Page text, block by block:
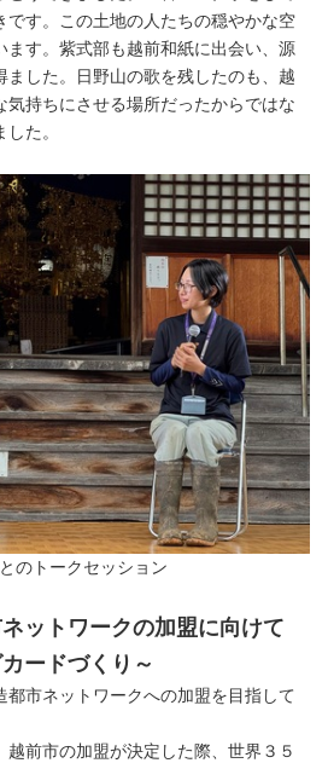
です。この土地の人たちの穏やかな空
ます。紫式部も越前和紙に出会い、源
ました。日野山の歌を残したのも、越
気持ちにさせる場所だったからではな
た。
のトークセッション
ットワークの加盟に向けて
ードづくり～
市ネットワークへの加盟を目指して
前市の加盟が決定した際、世界３５